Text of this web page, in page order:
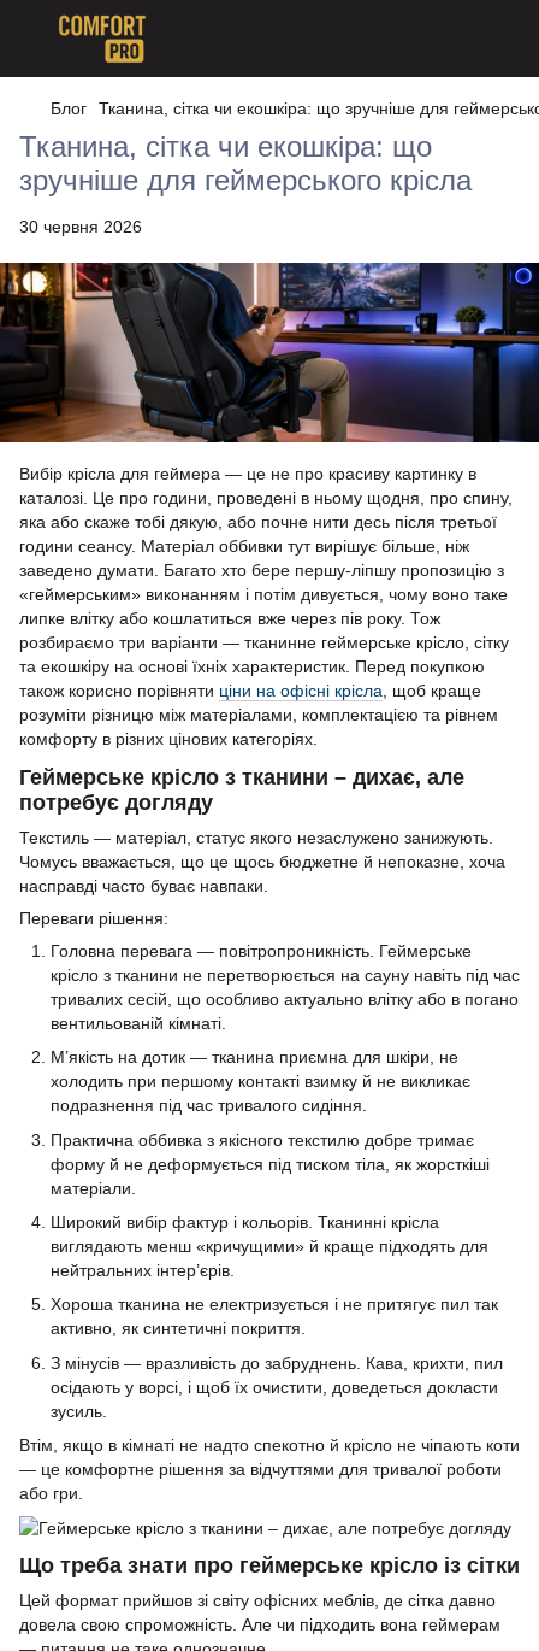
Блог Тканина, сітка чи екошкіра: що зручніше для
Тканина, сітка чи екошкіра: що
зручніше для геймерського крісла
30 червня 2026
Вибір крісла для геймера — це не про красиву картинку в
каталозі. Це про години, проведені в ньому щодня, про спину,
яка або скаже тобі дякую, або почне нити десь після третьої
години сеансу. Матеріал оббивки тут вирішує більше, ніж
заведено думати. Багато хто бере першу-ліпшу пропозицію з
«геймерським» виконанням і потім дивується, чому воно таке
липке влітку або кошлатиться вже через пів року. Тож
розбираємо три варіанти — тканинне геймерське крісло, сітку
та екошкіру на основі їхніх характеристик. Перед покупкою
також корисно порівняти ціни на офісні крісла, щоб краще
розуміти різницю між матеріалами, комплектацією та рівнем
комфорту в різних цінових категоріях.
Геймерське крісло з тканини – дихає, але
потребує догляду
Текстиль — матеріал, статус якого незаслужено занижують.
Чомусь вважається, що це щось бюджетне й непоказне, хоча
насправді часто буває навпаки.
Переваги рішення:
Головна перевага — повітропроникність. Геймерське
крісло з тканини не перетворюється на сауну навіть під час
тривалих сесій, що особливо актуально влітку або в погано
вентильованій кімнаті.
М’якість на дотик — тканина приємна для шкіри, не
холодить при першому контакті взимку й не викликає
подразнення під час тривалого сидіння.
Практична оббивка з якісного текстилю добре тримає
форму й не деформується під тиском тіла, як жорсткіші
матеріали.
Широкий вибір фактур і кольорів. Тканинні крісла
виглядають менш «кричущими» й краще підходять для
нейтральних інтер’єрів.
Хороша тканина не електризується і не притягує пил так
активно, як синтетичні покриття.
З мінусів — вразливість до забруднень. Кава, крихти, пил
осідають у ворсі, і щоб їх очистити, доведеться докласти
зусиль.
Втім, якщо в кімнаті не надто спекотно й крісло не чіпають коти
— це комфортне рішення за відчуттями для тривалої роботи
або гри.
Що треба знати про геймерське крісло із сітки
Цей формат прийшов зі світу офісних меблів, де сітка давно
довела свою спроможність. Але чи підходить вона геймерам